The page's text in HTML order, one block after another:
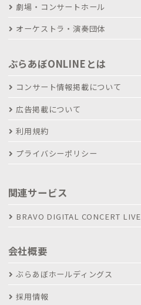
劇場・コンサートホール
オーケストラ・演奏団体
ぶらあぼONLINEとは
コンサート情報掲載について
広告掲載について
利用規約
プライバシーポリシー
関連サービス
BRAVO DIGITAL CONCERT LIVE
会社概要
ぶらあぼホールディングス
採用情報